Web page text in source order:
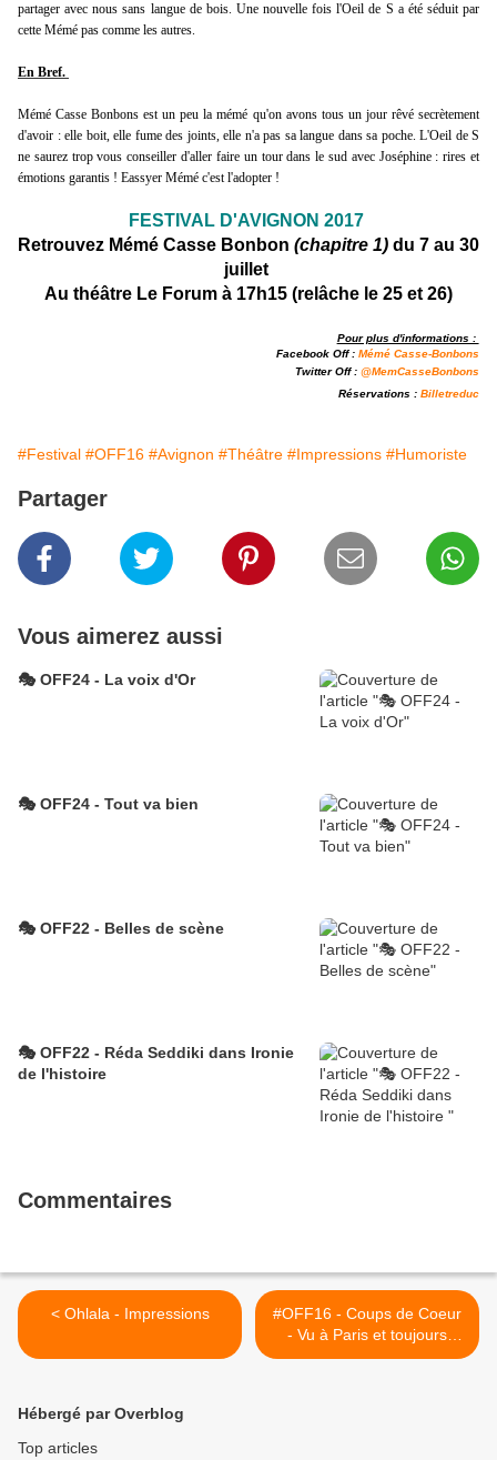
partager avec nous sans langue de bois. Une nouvelle fois l'Oeil de S a été séduit par
cette Mémé pas comme les autres.
En Bref.
Mémé Casse Bonbons est un peu la mémé qu'on avons tous un jour rêvé secrètement
d'avoir : elle boit, elle fume des joints, elle n'a pas sa langue dans sa poche. L'Oeil de S
ne saurez trop vous conseiller d'aller faire un tour dans le sud avec Joséphine : rires et
émotions garantis ! Eassyer Mémé c'est l'adopter !
FESTIVAL D'AVIGNON 2017
Retrouvez Mémé Casse Bonbon (chapitre 1) du 7 au 30
juillet
Au théâtre Le Forum à 17h15 (relâche le 25 et 26)
Pour plus d'informations :
Facebook Off : Mémé Casse-Bonbons
Twitter Off : @MemCasseBonbons
Réservations : Billetreduc
#Festival #OFF16 #Avignon #Théâtre #Impressions #Humoriste
Partager
Vous aimerez aussi
🎭 OFF24 - La voix d'Or
🎭 OFF24 - Tout va bien
🎭 OFF22 - Belles de scène
🎭 OFF22 - Réda Seddiki dans Ironie
de l'histoire
Commentaires
< Ohlala - Impressions
#OFF16 - Coups de Coeur
- Vu à Paris et toujours
autant enthousiaste >
Hébergé par Overblog
Top articles